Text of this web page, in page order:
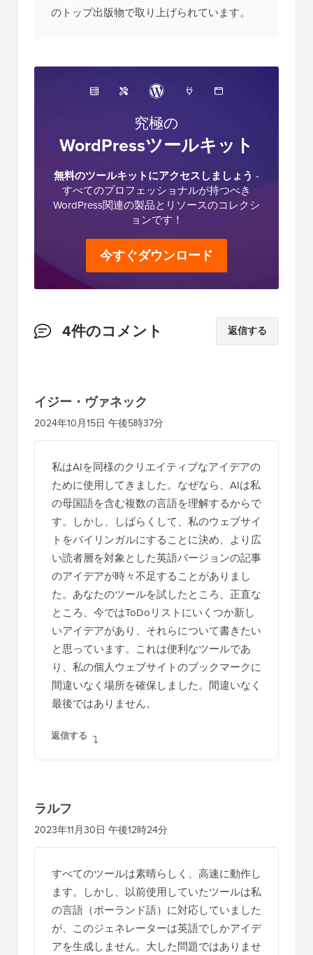
のトップ出版物で取り上げられています。
究極の
WordPressツールキット
無料のツールキットにアクセスしましょう -
すべてのプロフェッショナルが持つべき
WordPress関連の製品とリソースのコレクシ
ョンです！
今すぐダウンロード
読
の
イ
ン
4件のコメント 返信する
イジー・ヴァネック
2024年10月15日 午後5時37分
私はAIを同様のクリエイティブなアイデアの
ために使用してきました。なぜなら、AIは私
の母国語を含む複数の言語を理解するからで
す。しかし、しばらくして、私のウェブサイ
トをバイリンガルにすることに決め、より広
い読者層を対象とした英語バージョンの記事
のアイデアが時々不足することがありまし
た。あなたのツールを試したところ、正直な
ところ、今ではToDoリストにいくつか新し
いアイデアがあり、それらについて書きたい
と思っています。これは便利なツールであ
り、私の個人ウェブサイトのブックマークに
間違いなく場所を確保しました。間違いなく
最後ではありません。
返信する
ラルフ
2023年11月30日 午後12時24分
すべてのツールは素晴らしく、高速に動作し
ます。しかし、以前使用していたツールは私
の言語（ポーランド語）に対応していました
が、このジェネレーターは英語でしかアイデ
アを生成しません。大した問題ではありませ